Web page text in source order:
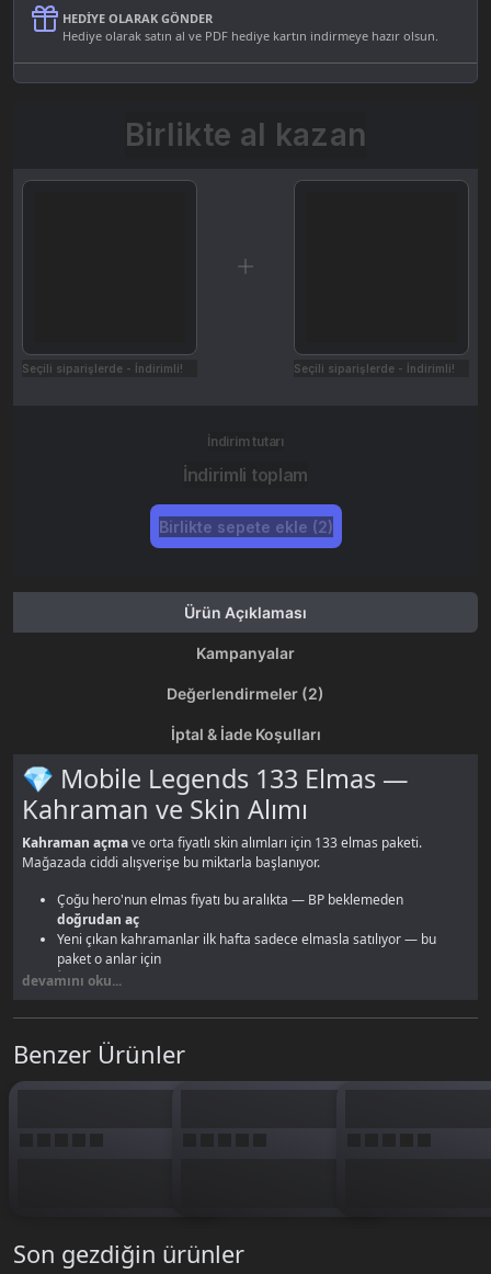
HEDIYE OLARAK GÖNDER
Hediye olarak satın al ve PDF hediye kartın indirmeye hazır olsun.
Birlikte al kazan
Seçili siparişlerde - İndirimli! Seçili siparişlerde - İndirimli!
İndirim tutarı
İndirimli toplam
Birlikte sepete ekle (2)
Ürün Açıklaması
Kampanyalar
Değerlendirmeler (2)
İptal & İade Koşulları
💎 Mobile Legends 133 Elmas —
Kahraman ve Skin Alımı
Kahraman açmave orta fiyatlı skin alımları için 133 elmas paketi.
Mağazada ciddi alışverişe bu miktarla başlanıyor.
Çoğu hero'nun elmas fiyatı bu aralıkta — BP beklemeden
doğrudan aç
Yeni çıkan kahramanlar ilk hafta sadece elmasla satılıyor — bu
paket o anlar için
İndirim dönemlerinde
Etkinlik mağazasında bu fiyat aralığında çok sayıda içerik bulunuyor
Lucky Spin'de
için 133 elmas güçlü bir miktar. Yeni hero çıktığında BP biriktirmeye vakit
devamını oku...
Benzer Ürünler
Son gezdiğin ürünler